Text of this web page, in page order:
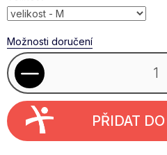
Možnosti doručení
PŘIDAT